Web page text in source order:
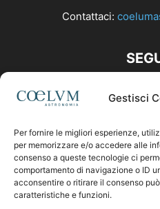
Gestisci
Per fornire le migliori esperienze,
per memorizzare e/o accedere alle
consenso a queste tecnologie ci
comportamento di navigazione o ID
acconsentire o ritirare il consenso
caratteristiche e funzioni.
Contattaci: